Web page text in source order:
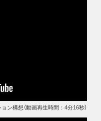
ン構想（動画再生時間：4分16秒）